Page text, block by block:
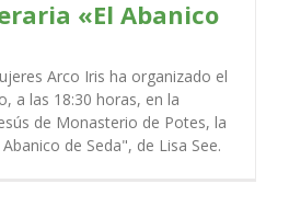
«El Abanico
Arco Iris ha organizado el
a las 18:30 horas, en la
de Monasterio de Potes, la
de Seda", de Lisa See.